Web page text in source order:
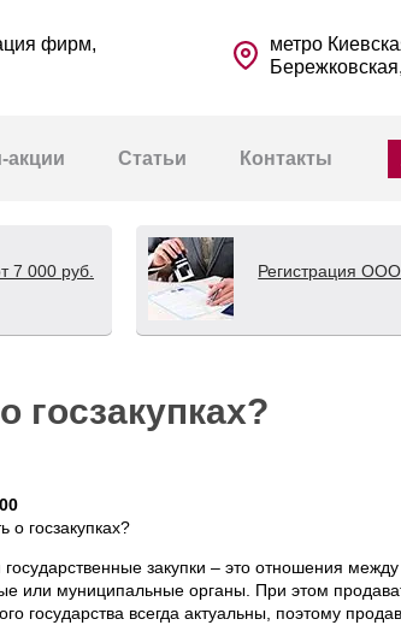
фирм,
метро
акции Статьи Контакты
7 000 руб. Регистрация
госзакупках?
о госзакупках?
государственные закупки – это отношения
или муниципальные органы. При этом
государства всегда актуальны, поэтому